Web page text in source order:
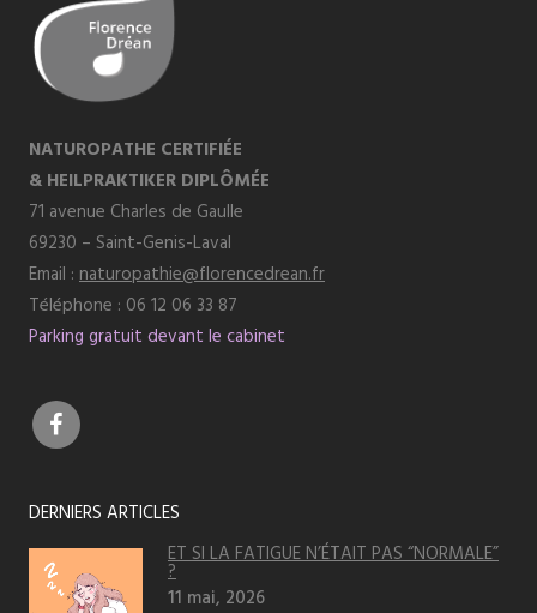
NATUROPATHE CERTIFIÉE
& HEILPRAKTIKER DIPLÔMÉE
71 avenue Charles de Gaulle
69230 – Saint-Genis-Laval
Email : naturopathie@florencedrean.fr
Téléphone : 06 12 06 33 87
Parking gratuit devant le cabinet
DERNIERS ARTICLES
ET SI LA FATIGUE N’ÉTAIT PAS “NORMALE”
?
11 mai, 2026